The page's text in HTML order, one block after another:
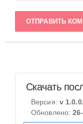
ОТПРАВИТЬ
Скачать
Версия: v
Обновлено: